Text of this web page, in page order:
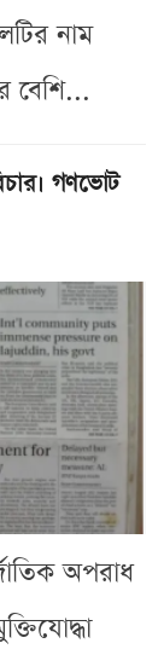
নাম
বেশি...
গণভোট
অপরাধ